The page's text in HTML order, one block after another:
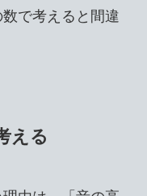
で考えると間違
える